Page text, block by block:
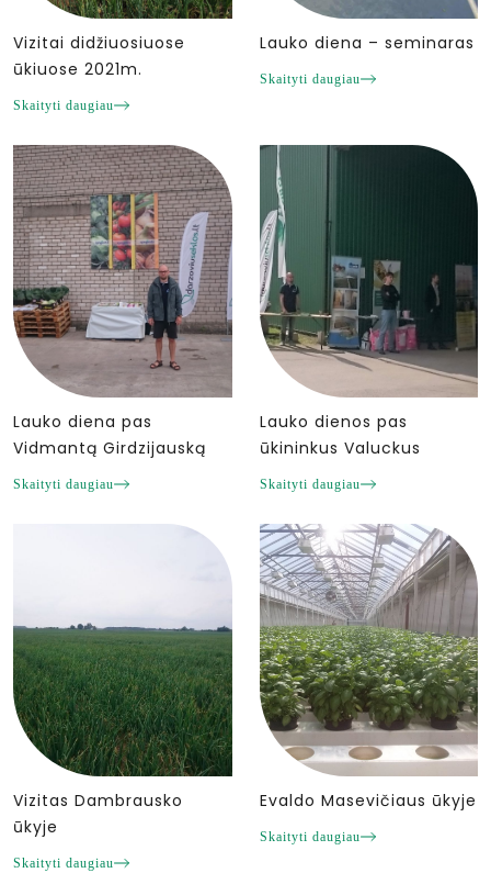
Vizitai didžiuosiuose
ūkiuose 2021m.
Skaityti daugiau
Lauko diena – seminaras
Skaityti daugiau
Lauko diena pas
Vidmantą Girdzijauską
Skaityti daugiau
Lauko dienos pas
ūkininkus Valuckus
Skaityti daugiau
Vizitas Dambrausko
ūkyje
Skaityti daugiau
Evaldo Masevičiaus ūkyje
Skaityti daugiau